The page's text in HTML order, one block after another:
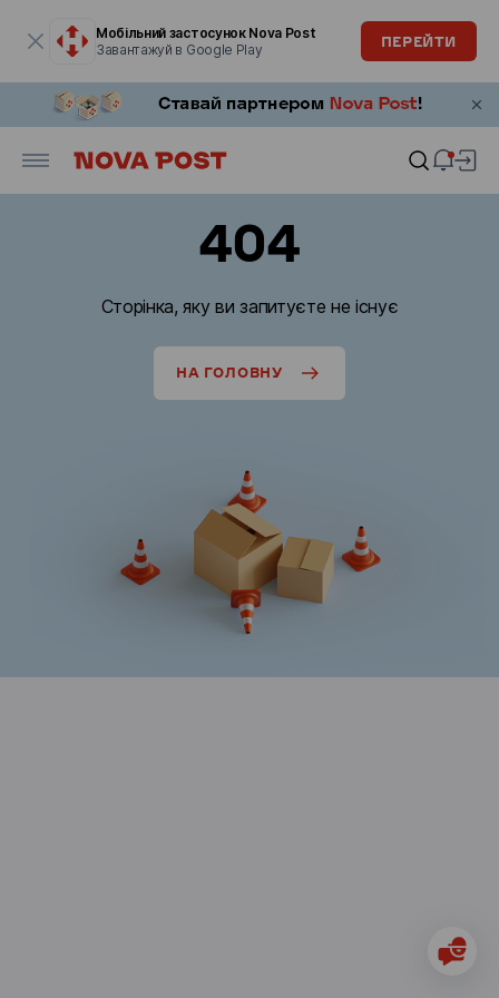
Мобільний застосунок Nova Post
Завантажуй в Google Play
ПЕРЕЙТИ
404
Сторінка, яку ви запитуєте не існує
НА ГОЛОВНУ